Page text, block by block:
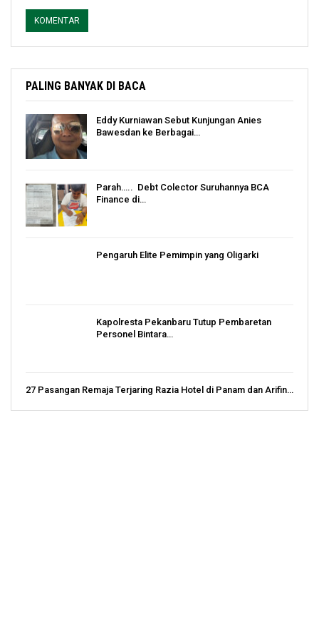
PALING BANYAK DI BACA
Eddy Kurniawan Sebut Kunjungan Anies
Bawesdan ke Berbagai…
Parah….. Debt Colector Suruhannya BCA
Finance di…
Pengaruh Elite Pemimpin yang Oligarki
Kapolresta Pekanbaru Tutup Pembaretan
Personel Bintara…
27 Pasangan Remaja Terjaring Razia Hotel di Panam dan Arifin…